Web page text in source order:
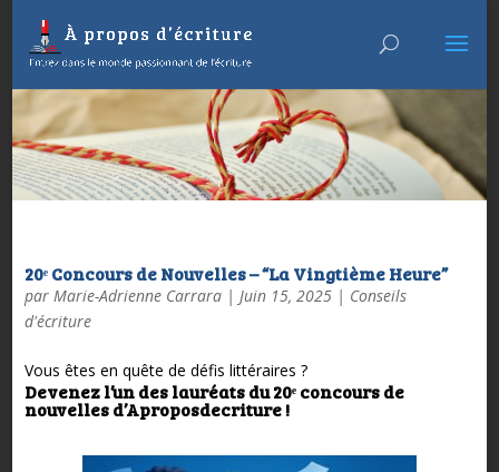
20ᵉ Concours de Nouvelles – “La Vingtième Heure”
par Marie-Adrienne Carrara| Juin 15, 2025| Conseils
d'écriture
Vous êtes en quête de défis littéraires ?
Devenez l’un des lauréats du 20ᵉ concours de
nouvelles d’Aproposdecriture !